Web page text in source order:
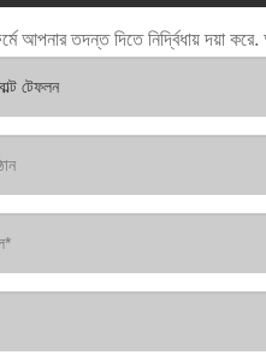
আপনার তদন্ত দিতে নির্দ্বিধায় দয়া